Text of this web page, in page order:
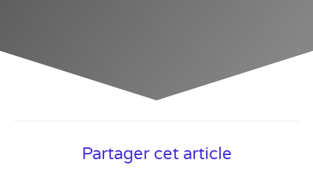
Partager cet article